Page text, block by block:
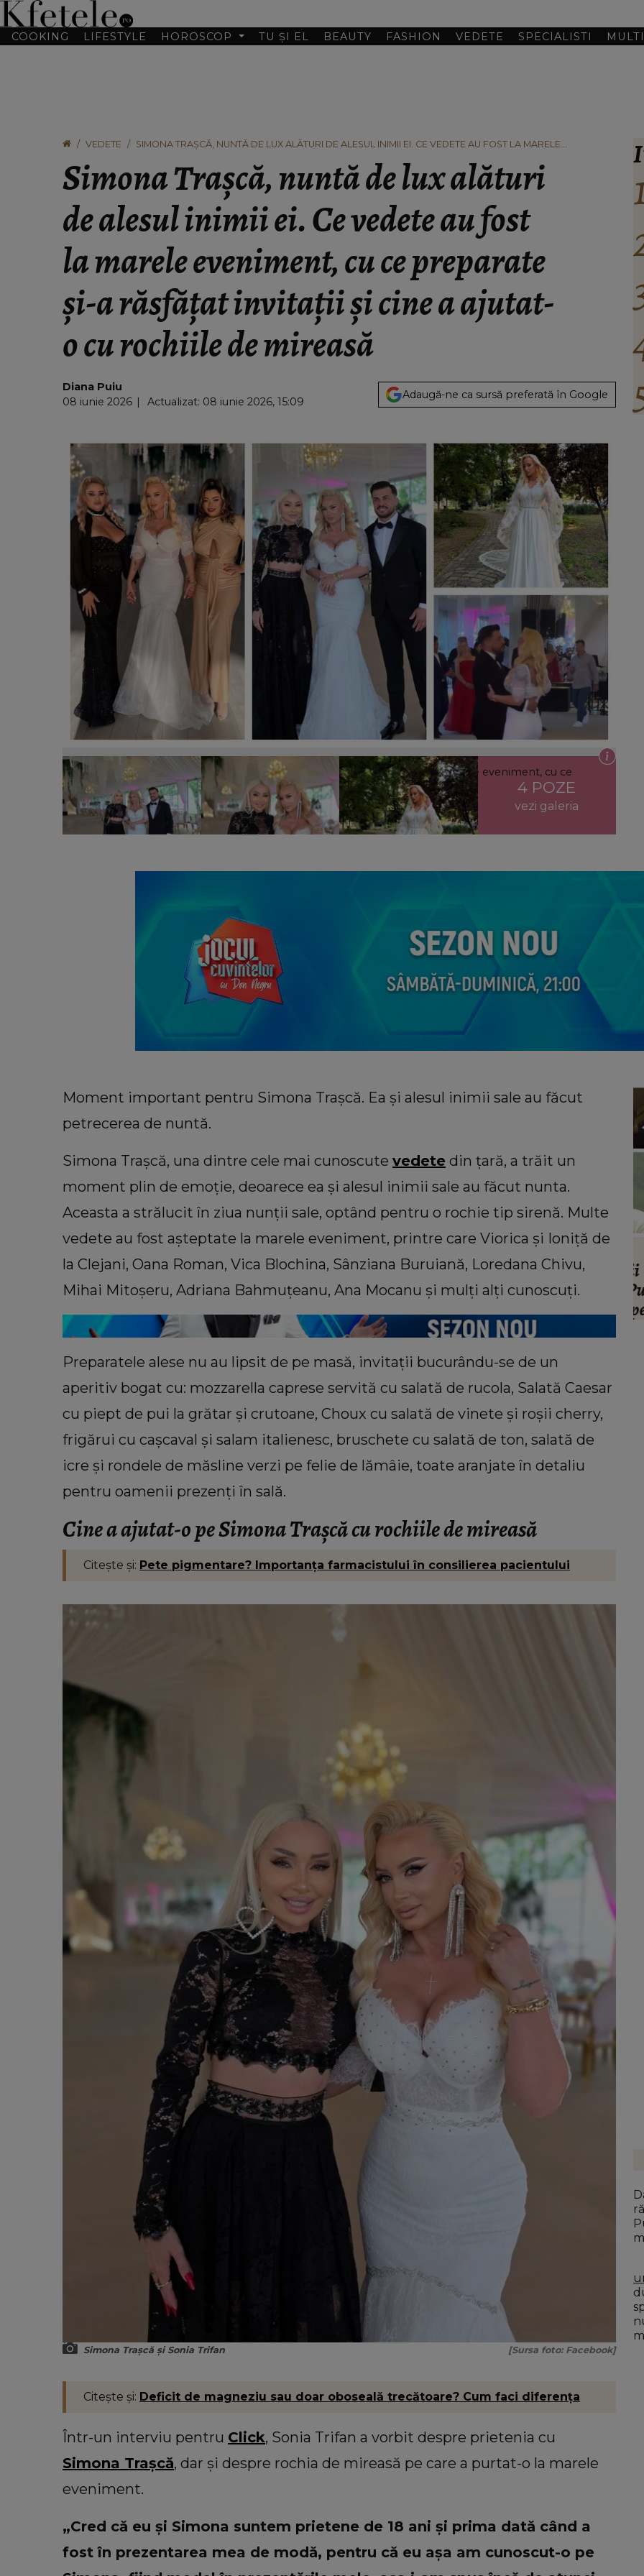
COOKING LIFESTYLE HOROSCOP TU ȘI EL BEAUTY FASHION VEDETE SPECIALISTI
VEDETE
SIMONA TRAȘCĂ, NUNTĂ DE LUX ALĂTURI DE ALESUL INIMII EI. CE VEDETE AU FOST LA MARELE
Simona Trașcă, nuntă de lux alături
de alesul inimii ei. Ce vedete au fost
la marele eveniment, cu ce preparate
și-a răsfățat invitații și cine a ajutat-
o cu rochiile de mireasă
Diana Puiu
08 iunie 2026
Actualizat: 08 iunie 2026, 15:09
Adaugă-ne ca sursă preferată în Google
Simona Trașcă, nuntă de lux alături de alesul inimii ei. Ce vedete au fost la marele eveniment, cu ce
preparate și-a răsfățat invitații și cine a ajutat-o cu rochiile de mireasă
4 POZE
vezi galeria
Moment important pentru Simona Trașcă. Ea și alesul inimii sale au făcut
petrecerea de nuntă.
Simona Trașcă, una dintre cele mai cunoscute vedete din țară, a trăit un
moment plin de emoție, deoarece ea și alesul inimii sale au făcut nunta.
Aceasta a strălucit în ziua nunții sale, optând pentru o rochie tip sirenă. Multe
vedete au fost așteptate la marele eveniment, printre care Viorica și Ioniță de
la Clejani, Oana Roman, Vica Blochina, Sânziana Buruiană, Loredana Chivu,
Mihai Mitoșeru, Adriana Bahmuțeanu, Ana Mocanu și mulți alți cunoscuți.
Preparatele alese nu au lipsit de pe masă, invitații bucurându-se de un
aperitiv bogat cu: mozzarella caprese servită cu salată de rucola, Salată Caesar
cu piept de pui la grătar și crutoane, Choux cu salată de vinete și roșii cherry,
frigărui cu cașcaval și salam italienesc, bruschete cu salată de ton, salată de
icre și rondele de măsline verzi pe felie de lămâie, toate aranjate în detaliu
pentru oamenii prezenți în sală.
Cine a ajutat-o pe Simona Trașcă cu rochiile de mireasă
Citește și: Pete pigmentare? Importanţa farmacistului în consilierea pacientului
Simona Trașcă și Sonia Trifan [Sursa foto: Facebook]
Citește și: Deficit de magneziu sau doar oboseală trecătoare? Cum faci diferența
Într-un interviu pentru Click, Sonia Trifan a vorbit despre prietenia cu
Simona Trașcă, dar și despre rochia de mireasă pe care a purtat-o la marele
eveniment.
„Cred că eu și Simona suntem prietene de 18 ani și prima dată când a
fost în prezentarea mea de modă, pentru că eu așa am cunoscut-o pe
La ce temperatură se coace blatul de
tort. Secretul pe care trebuie să îl știe
toate gospodinele
Dan Alexa a făcut declarații
răvășitoare despre lupta Alinei Pușcău
cu boala: „Este un moment greu pentru
ea!”